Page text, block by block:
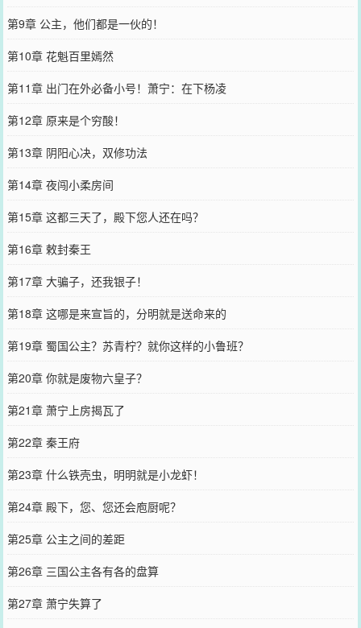
第9章 公主，他们都是一伙的！
第10章 花魁百里嫣然
第11章 出门在外必备小号！萧宁：在下杨凌
第12章 原来是个穷酸！
第13章 阴阳心决，双修功法
第14章 夜闯小柔房间
第15章 这都三天了，殿下您人还在吗？
第16章 敕封秦王
第17章 大骗子，还我银子！
第18章 这哪是来宣旨的，分明就是送命来的
第19章 蜀国公主？苏青柠？就你这样的小鲁班？
第20章 你就是废物六皇子？
第21章 萧宁上房揭瓦了
第22章 秦王府
第23章 什么铁壳虫，明明就是小龙虾！
第24章 殿下，您、您还会庖厨呢？
第25章 公主之间的差距
第26章 三国公主各有各的盘算
第27章 萧宁失算了